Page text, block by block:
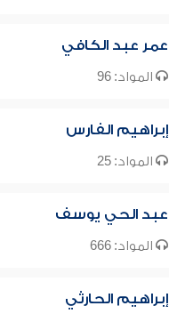
عمر عبد الكافي
المواد: 96
إبراهيم الفارس
المواد: 25
عبد الحي يوسف
المواد: 666
إبراهيم الحارثي